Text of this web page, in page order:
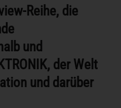
Reihe, die
und
der Welt
und darüber